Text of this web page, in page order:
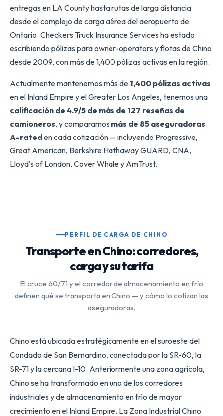
entregas en LA County hasta rutas de larga distancia
desde el complejo de carga aérea del aeropuerto de
Ontario. Checkers Truck Insurance Services ha estado
escribiendo pólizas para owner-operators y flotas de Chino
desde 2009, con más de 1,400 pólizas activas en la región.
Actualmente mantenemos más de 1,400 pólizas activas
en el Inland Empire y el Greater Los Angeles, tenemos una
calificación de 4.9/5 de más de 127 reseñas de
camioneros, y comparamos más de 85 aseguradoras
A-rateden cada cotización — incluyendo Progressive,
Great American, Berkshire Hathaway GUARD, CNA,
Lloyd's of London, Cover Whale y AmTrust.
PERFIL DE CARGA DE CHINO
Transporte en Chino: corredores,
carga y su tarifa
El cruce 60/71 y el corredor de almacenamiento en frío
definen qué se transporta en Chino — y cómo lo cotizan las
aseguradoras.
Chino está ubicada estratégicamente en el suroeste del
Condado de San Bernardino, conectada por la SR-60, la
SR-71 y la cercana I-10. Anteriormente una zona agrícola,
Chino se ha transformado en uno de los corredores
industriales y de almacenamiento en frío de mayor
crecimiento en el Inland Empire. La Zona Industrial Chino